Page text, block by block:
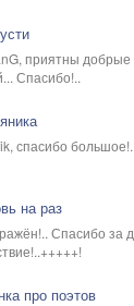
приятны добрые
Спасибо!..
спасибо большое!..
на раз
Спасибо за
про поэтов